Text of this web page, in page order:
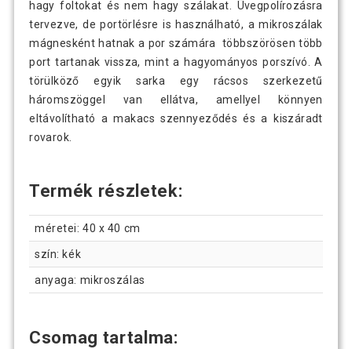
hagy foltokat és nem hagy szálakat. Üvegpolírozásra
tervezve, de portörlésre is használható, a mikroszálak
mágnesként hatnak a por számára többszörösen több
port tartanak vissza, mint a hagyományos porszívó. A
törülköző egyik sarka egy rácsos szerkezetű
háromszöggel van ellátva, amellyel könnyen
eltávolítható a makacs szennyeződés és a kiszáradt
rovarok.
Termék részletek:
méretei: 40 x 40 cm
szín: kék
anyaga: mikroszálas
Csomag tartalma: